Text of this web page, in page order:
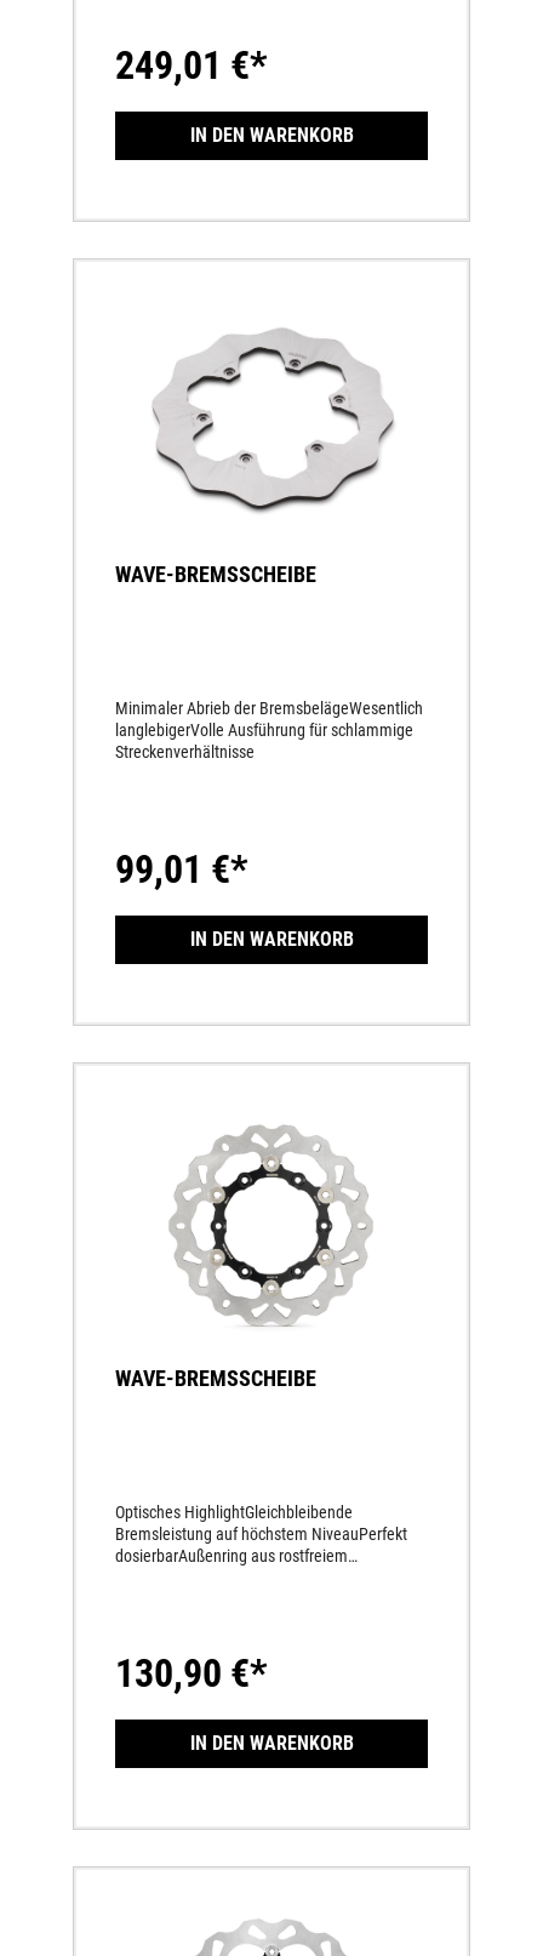
Druckpunkt über den ganzen
TemperaturbereichInnenring
Hochleistungs-BremsenstahlWeniger
Handkraft bei gleicher Bremsleistung
249,01 €*
IN DEN WARENKORB
WAVE-BREMSSCHEIBE
Minimaler Abrieb der BremsbelägeWesentlich
langlebigerVolle Ausführung für schlammige
Streckenverhältnisse
99,01 €*
IN DEN WARENKORB
WAVE-BREMSSCHEIBE
Optisches HighlightGleichbleibende
Bremsleistung auf höchstem NiveauPerfekt
dosierbarAußenring aus rostfreiem
130,90 €*
IN DEN WARENKORB